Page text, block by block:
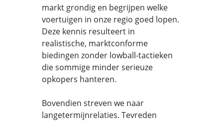
markt grondig en begrijpen welke
voertuigen in onze regio goed lopen.
Deze kennis resulteert in
realistische, marktconforme
biedingen zonder lowball-tactieken
die sommige minder serieuze
opkopers hanteren.
Bovendien streven we naar
langetermijnrelaties. Tevreden